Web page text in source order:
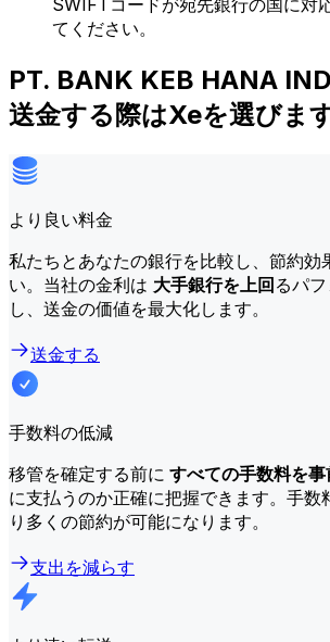
SWIFTコードが宛先銀行の国に対
てください。
PT. BANK KEB HANA
送金する際はXeを選びま
より良い料金
私たちとあなたの銀行を比較し、節約効
い。当社の金利は 大手銀行を上回るパ
し、送金の価値を最大化します。
送金する
手数料の低減
移管を確定する前に すべての手数料を事
に支払うのか正確に把握できます。手数
り多くの節約が可能になります。
支出を減らす